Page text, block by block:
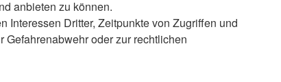
anbieten zu können.
Interessen Dritter, Zeitpunkte von Zugriffen und
oder zur rechtlichen